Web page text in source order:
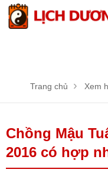
Trang chủ Xem
Chồng Mậu
2016 có hợp